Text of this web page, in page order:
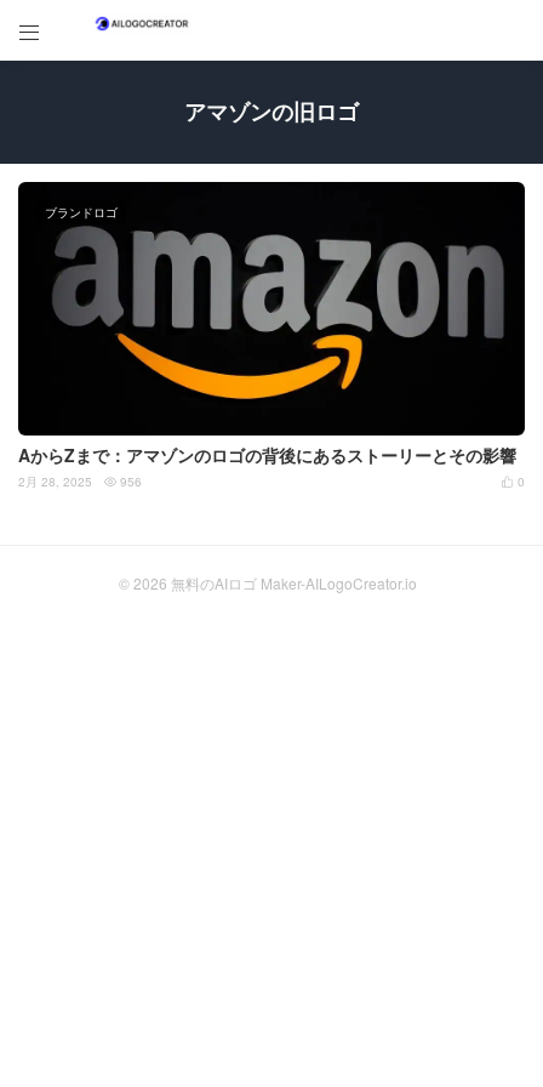

アマゾンの旧ロゴ
AからZまで：アマゾンのロゴの背後にあるストーリーとその影響
ブランドロゴ
 0
2月 28, 2025  956
© 2026 無料のAIロゴ Maker-AILogoCreator.io